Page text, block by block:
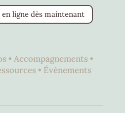
ligne dès maintenant
• Accompagnements •
• Événements